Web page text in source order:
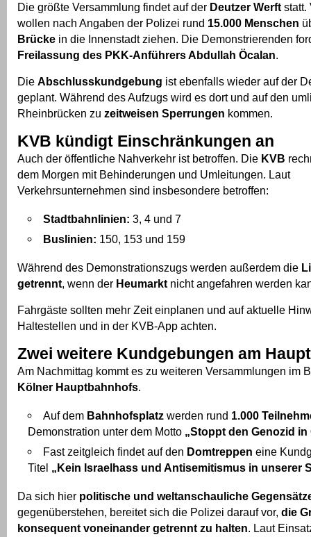
Die größte Versammlung findet auf der Deutzer Werft statt.
wollen nach Angaben der Polizei rund 15.000 Menschen
Brücke in die Innenstadt ziehen. Die Demonstrierenden
Freilassung des PKK-Anführers Abdullah Öcalan.
Die Abschlusskundgebung ist ebenfalls wieder auf der
geplant. Während des Aufzugs wird es dort und auf den
Rheinbrücken zu zeitweisen Sperrungen kommen.
KVB kündigt Einschränkungen an
Auch der öffentliche Nahverkehr ist betroffen. Die KVB
dem Morgen mit Behinderungen und Umleitungen. Laut
Verkehrsunternehmen sind insbesondere betroffen:
Stadtbahnlinien: 3, 4 und 7
Buslinien: 150, 153 und 159
Während des Demonstrationszugs werden außerdem die
getrennt, wenn der Heumarkt nicht angefahren werden
Fahrgäste sollten mehr Zeit einplanen und auf aktuelle
Haltestellen und in der KVB-App achten.
Zwei weitere Kundgebungen am
Am Nachmittag kommt es zu weiteren Versammlungen im
Kölner Hauptbahnhofs.
Auf dem Bahnhofsplatz werden rund 1.000
Demonstration unter dem Motto „Stoppt den Genozid in
Fast zeitgleich findet auf den Domtreppen eine
Titel „Kein Israelhass und Antisemitismus in unserer
Da sich hier politische und weltanschauliche
gegenüberstehen, bereitet sich die Polizei darauf vor, die
konsequent voneinander getrennt zu halten. Laut